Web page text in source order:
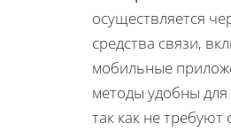
осуществляется
средства связи,
мобильные
методы удобны
так как не требуют